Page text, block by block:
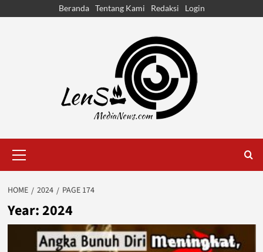
Beranda Tentang Kami Redaksi Login
Menu
HOME 2024 PAGE 174
Year:2024